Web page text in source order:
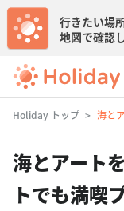
行きたい場
地図で確認
Holiday トップ 海と
海とアート
トでも満喫